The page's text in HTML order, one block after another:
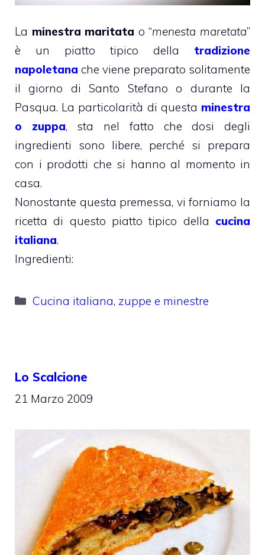
La minestra maritata o “menesta maretata”
è un piatto tipico della tradizione
napoletana che viene preparato solitamente
il giorno di Santo Stefano o durante la
Pasqua. La particolarità di questa minestra
o zuppa, sta nel fatto che dosi degli
ingredienti sono libere, perché si prepara
con i prodotti che si hanno al momento in
casa.
Nonostante questa premessa, vi forniamo la
ricetta di questo piatto tipico della cucina
italiana.
Ingredienti:
Categorie
Cucina italiana, zuppe e minestre
Lo Scalcione
21 Marzo 2009